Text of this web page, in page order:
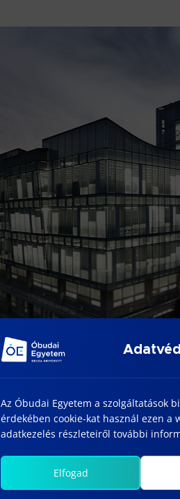
CAYSS
South
CAYSS Program
Students)
Bővebben
20.10.2023.
Az Óbudai Egyetem a szolgáltatások
érdekében cookie-kat használ ezen a
adatkezelés részleteiről további
Elfogad